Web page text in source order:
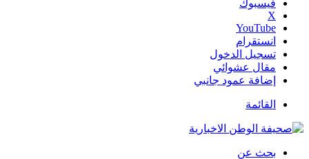
فيسبوك
‫X
‫YouTube
انستقرام
تسجيل الدخول
مقال عشوائي
إضافة عمود جانبي
القائمة
بحث عن